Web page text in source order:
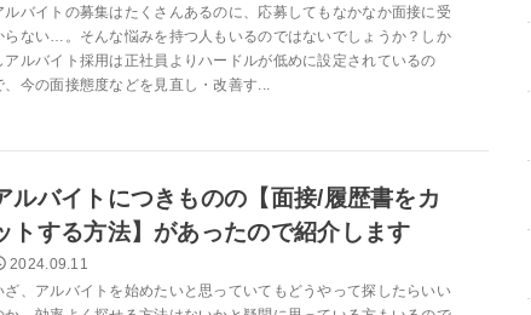
ルバイトの募集はたくさんあるのに、応募してもなかなか面接に受
らない…。そんな悩みを持つ人もいるのではないでしょうか？しか
アルバイト採用は正社員よりハードルが低めに設定されているの
、今の面接態度などを見直し・改善す...
ルバイトにつきものの【面接/履歴書をカ
トする方法】があったので紹介します
2024.09.11
ざ、アルバイトを始めたいと思っていてもどうやって探したらいい